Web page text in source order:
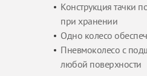
Конструкция тачки
при хранении
Одно колесо
Пневмоколесо с
любой поверхности